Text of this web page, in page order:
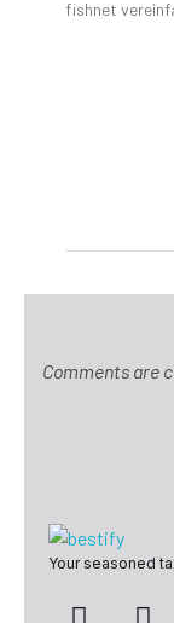
fishnet
Comments are
Bestify Tax
Your seasoned